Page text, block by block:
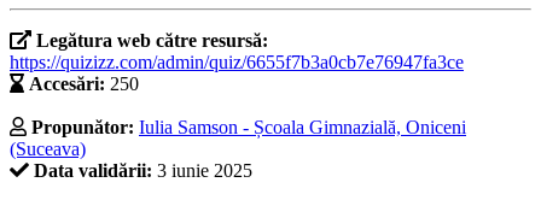
Legătura web către resursă:
https://quizizz.com/admin/quiz/6655f7b3a0cb7e76947fa3ce
Accesări: 250
Propunător: Iulia Samson - Școala Gimnazială, Oniceni
(Suceava)
Data validării: 3 iunie 2025